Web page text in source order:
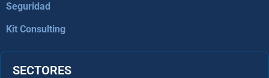
Seguridad
Kit Consulting
SECTORES